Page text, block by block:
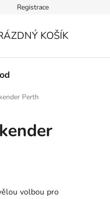
Registrace
KOŠÍK
Perth
volbou pro